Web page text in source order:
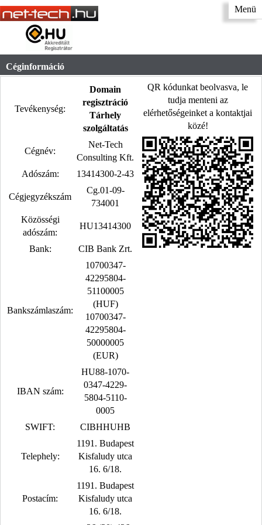
Menü
Céginformáció
Tevékenység:
Domain
regisztráció
Tárhely
szolgáltatás
Cégnév:
Net-Tech
Consulting Kft.
Adószám:
13414300-2-43
Cégjegyzékszám
Cg.01-09-
734001
Közösségi
adószám:
HU13414300
Bank: CIB Bank Zrt.
Bankszámlaszám:
10700347-
42295804-
51100005
(HUF)
10700347-
42295804-
50000005
(EUR)
IBAN szám:
HU88-1070-
0347-4229-
5804-5110-
0005
SWIFT:
CIBHHUHB
Telephely:
1191. Budapest
Kisfaludy utca
16. 6/18.
Postacím:
1191. Budapest
Kisfaludy utca
16. 6/18.
QR kódunkat beolvasva, le
tudja menteni az
elérhetőségeinket a kontaktjai
közé!